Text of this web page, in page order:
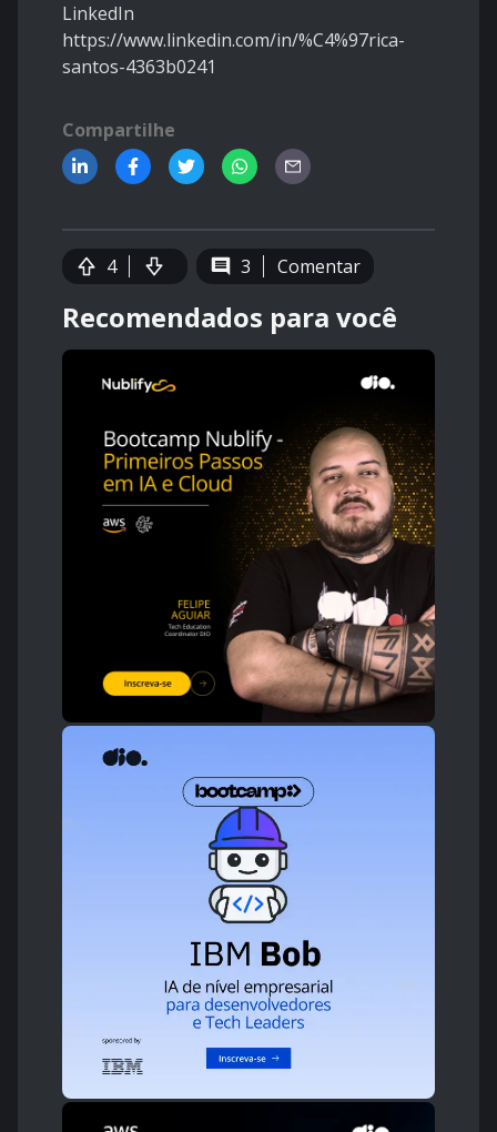
LinkedIn
https://www.linkedin.com/in/%C4%97rica-
santos-4363b0241
Compartilhe
4 3 Comentar
Recomendados para você